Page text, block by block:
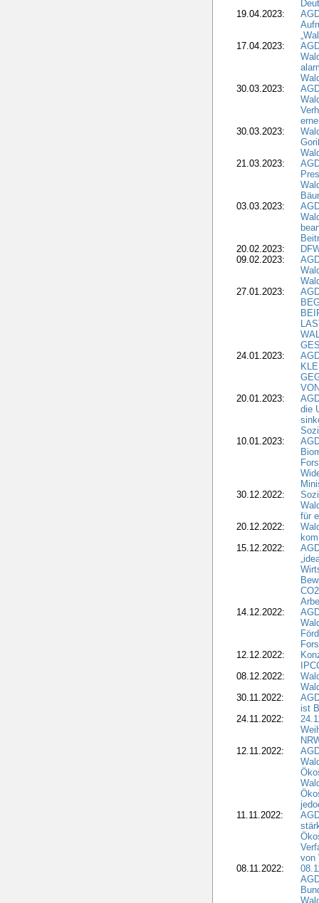
19.04.2023:
17.04.2023:
30.03.2023:
30.03.2023:
21.03.2023:
03.03.2023:
20.02.2023:
09.02.2023:
27.01.2023:
24.01.2023:
20.01.2023:
die
10.01.2023:
30.12.2022:
für
20.12.2022:
15.12.2022:
14.12.2022:
12.12.2022:
08.12.2022:
30.11.2022:
ist
24.11.2022:
12.11.2022:
11.11.2022:
von
08.11.2022: